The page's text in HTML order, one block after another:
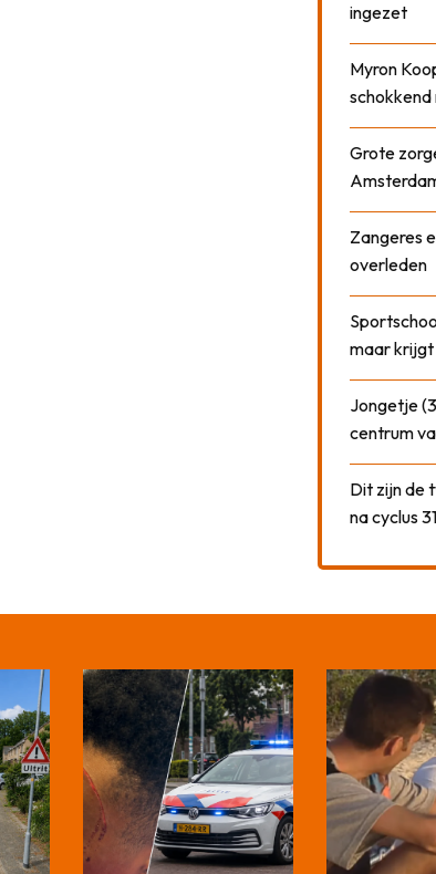
ingezet
Myron
Grote
Zangeres
overleden
maar
Jongetje
centrum
Dit zijn de
na cyclus 31